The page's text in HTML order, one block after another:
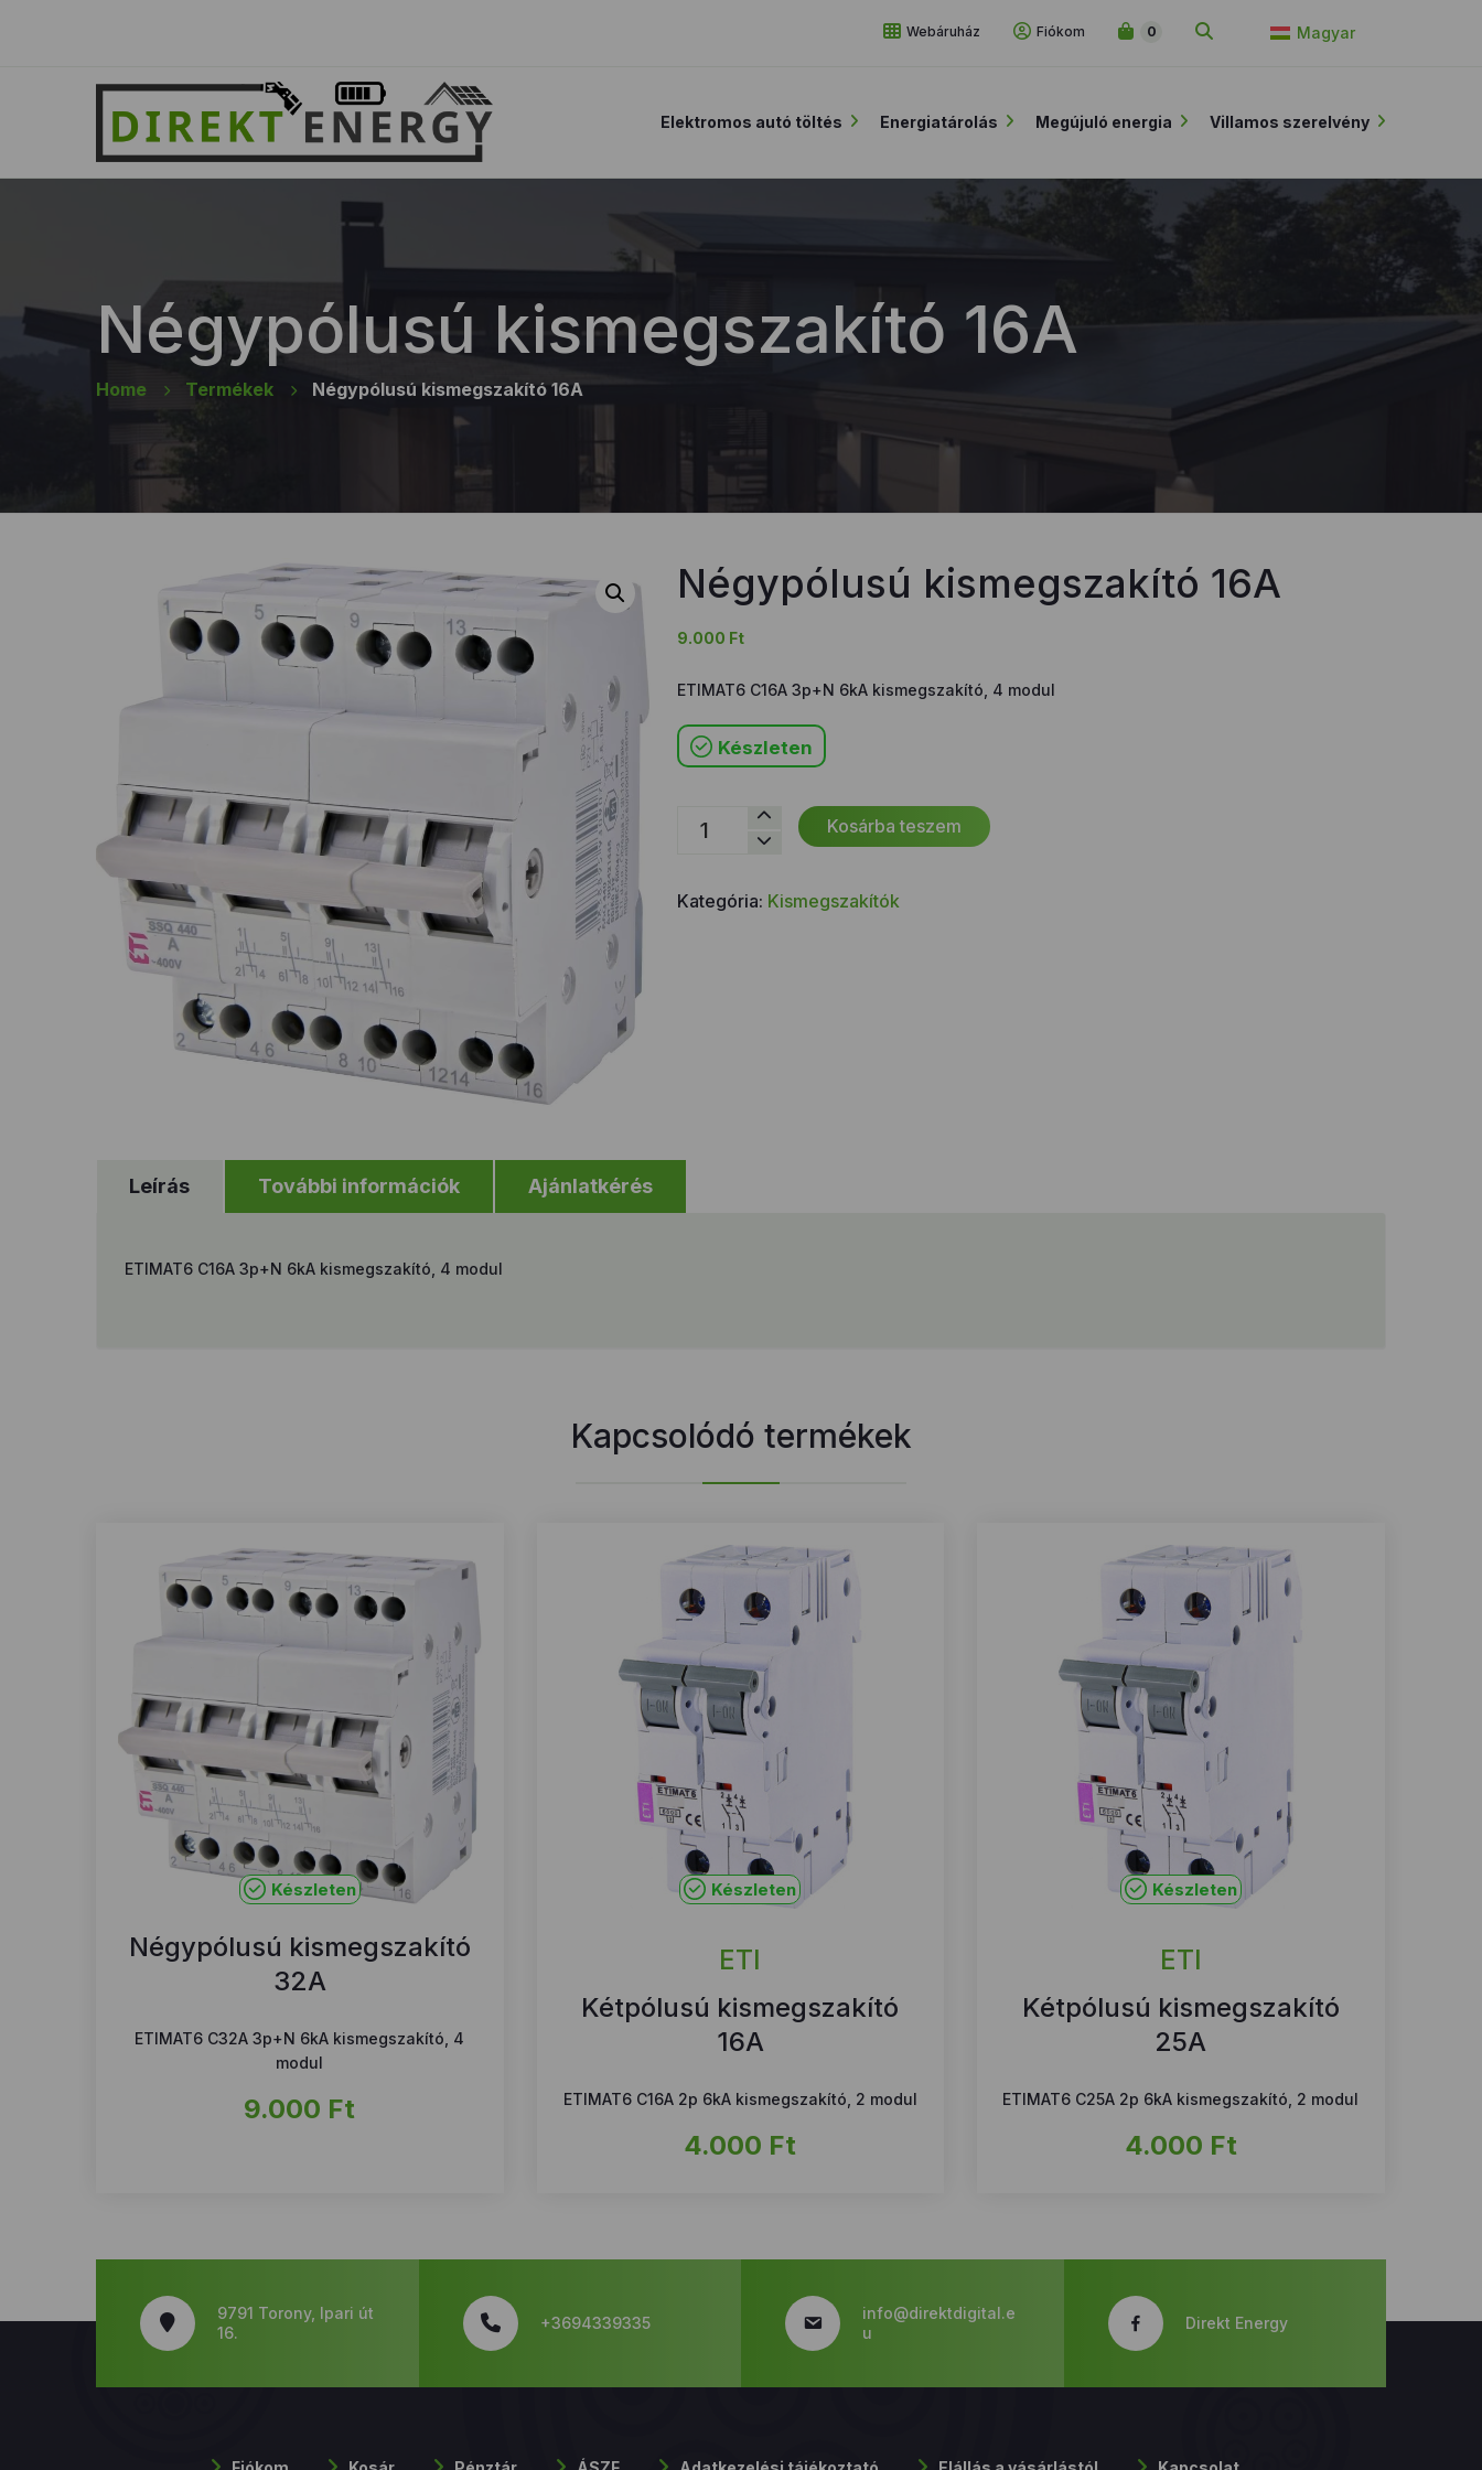
Webáruház Fiókom 0 Magyar
Elektromos autó töltés Energiatárolás Megújuló energia Villamos szerelvény
Négypólusú kismegszakító 16A
Home Termékek Négypólusú kismegszakító 16A
Négypólusú kismegszakító 16A
9.000 Ft
ETIMAT6 C16A 3p+N 6kA kismegszakító, 4 modul
Készleten
Négypólusú
kismegszakító
mennyiség
Kosárba teszem
Kategória: Kismegszakítók
Leírás További információk Ajánlatkérés
ETIMAT6 C16A 3p+N 6kA kismegszakító, 4 modul
Kapcsolódó termékek
Készleten
Négypólusú kismegszakító
32A
ETIMAT6 C32A 3p+N 6kA kismegszakító, 4
modul
9.000 Ft
Készleten
ETI
Kétpólusú kismegszakító
16A
ETIMAT6 C16A 2p 6kA kismegszakító, 2 modul
4.000 Ft
Készleten
ETI
Kétpólusú kismegszakító
25A
ETIMAT6 C25A 2p 6kA kismegszakító, 2 modul
4.000 Ft
9791 Torony, Ipari út
16.
+3694339335
info@direktdigital.e
u
Direkt Energy